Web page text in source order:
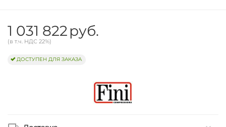
1 031 822руб.
(в т.ч. НДС 22%)
ДОСТУПЕН ДЛЯ ЗАКАЗА